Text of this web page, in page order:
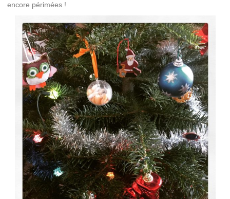
encore périmées !